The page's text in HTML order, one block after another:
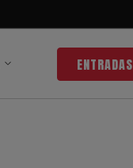
ENTRADAS